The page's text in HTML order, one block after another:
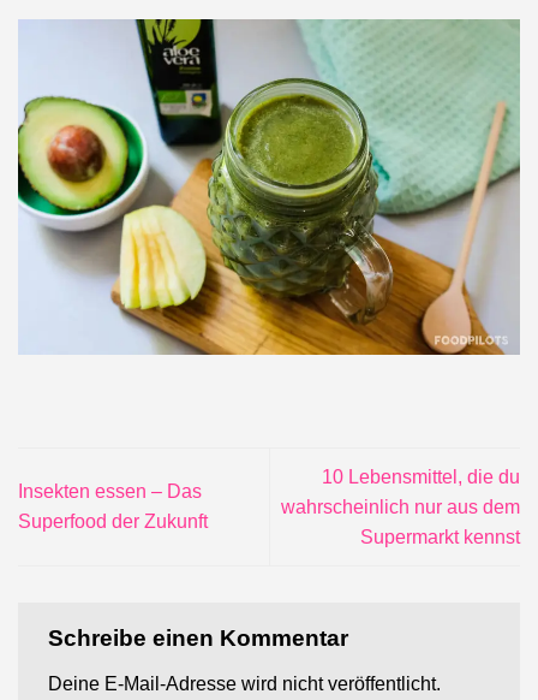
Insekten essen – Das
Superfood der Zukunft
10 Lebensmittel, die du
wahrscheinlich nur aus dem
Supermarkt kennst
Schreibe einen Kommentar
Deine E-Mail-Adresse wird nicht veröffentlicht.